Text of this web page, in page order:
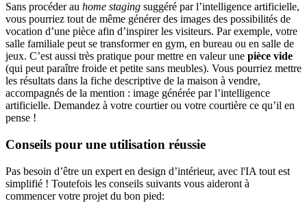
Sans procéder au home staging suggéré par l’intelligence artificielle,
vous pourriez tout de même générer des images des possibilités de
vocation d’une pièce afin d’inspirer les visiteurs. Par exemple, votre
salle familiale peut se transformer en gym, en bureau ou en salle de
jeux. C’est aussi très pratique pour mettre en valeur une pièce vide
(qui peut paraître froide et petite sans meubles). Vous pourriez mettre
les résultats dans la fiche descriptive de la maison à vendre,
accompagnés de la mention : image générée par l’intelligence
artificielle. Demandez à votre courtier ou votre courtière ce qu’il en
pense !
Conseils pour une utilisation réussie
Pas besoin d’être un expert en design d’intérieur, avec l'IA tout est
simplifié ! Toutefois les conseils suivants vous aideront à
commencer votre projet du bon pied: